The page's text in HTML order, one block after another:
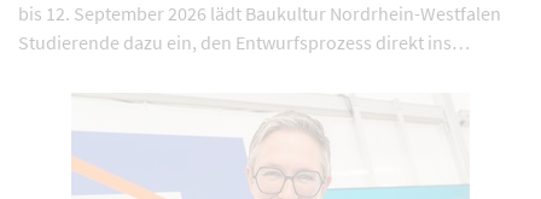
bis 12. September 2026 lädt Baukultur Nordrhein-Westfalen
Studierende dazu ein, den Entwurfsprozess direkt ins…